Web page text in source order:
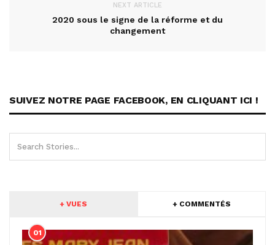
NEXT ARTICLE
2020 sous le signe de la réforme et du
changement
SUIVEZ NOTRE PAGE FACEBOOK, EN CLIQUANT ICI !
+ VUES + COMMENTÉS
01